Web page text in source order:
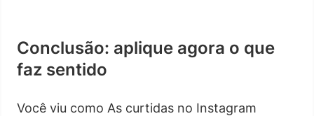
Conclusão: aplique agora o que
faz sentido
Você viu como As curtidas no Instagram